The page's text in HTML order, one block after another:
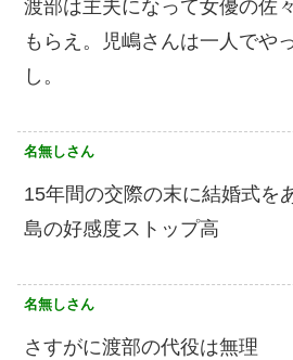
渡部は主夫になって女優の佐
もらえ。児嶋さんは一人でや
し。
名無しさん
15年間の交際の末に結婚式を
島の好感度ストップ高
名無しさん
さすがに渡部の代役は無理